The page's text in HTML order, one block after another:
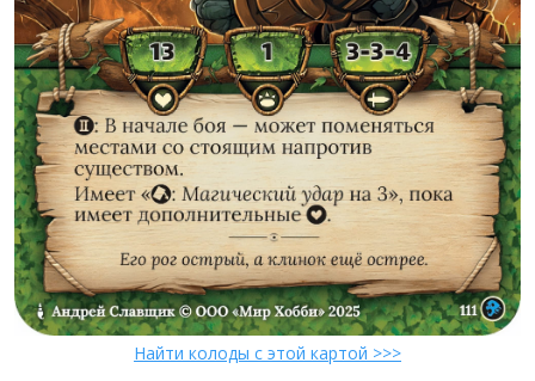
Найти колоды с этой картой >>>